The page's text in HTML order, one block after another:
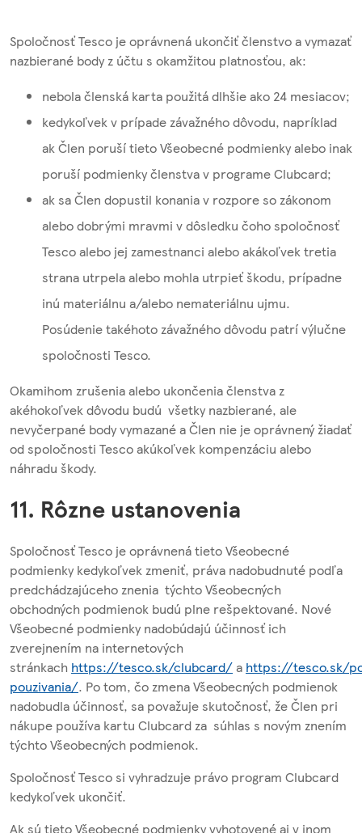
Spoločnosť Tesco je oprávnená ukončiť členstvo a vymazať
nazbierané body z účtu s okamžitou platnosťou, ak:
nebola členská karta použitá dlhšie ako 24 mesiacov;
kedykoľvek v prípade závažného dôvodu, napríklad
ak Člen poruší tieto Všeobecné podmienky alebo inak
poruší podmienky členstva v programe Clubcard;
ak sa Člen dopustil konania v rozpore so zákonom
alebo dobrými mravmi v dôsledku čoho spoločnosť
Tesco alebo jej zamestnanci alebo akákoľvek tretia
strana utrpela alebo mohla utrpieť škodu, prípadne
inú materiálnu a/alebo nemateriálnu ujmu.
Posúdenie takéhoto závažného dôvodu patrí výlučne
spoločnosti Tesco.
Okamihom zrušenia alebo ukončenia členstva z
akéhokoľvek dôvodu budú všetky nazbierané, ale
nevyčerpané body vymazané a Člen nie je oprávnený žiadať
od spoločnosti Tesco akúkoľvek kompenzáciu alebo
náhradu škody.
11. Rôzne ustanovenia
Spoločnosť Tesco je oprávnená tieto Všeobecné
podmienky kedykoľvek zmeniť, práva nadobudnuté podľa
predchádzajúceho znenia týchto Všeobecných
obchodných podmienok budú plne rešpektované. Nové
Všeobecné podmienky nadobúdajú účinnosť ich
zverejnením na internetových
stránkach https://tesco.sk/clubcard/a https://tesco.sk/
pouzivania/. Po tom, čo zmena Všeobecných podmienok
nadobudla účinnosť, sa považuje skutočnosť, že Člen pri
nákupe používa kartu Clubcard za súhlas s novým znením
týchto Všeobecných podmienok.
Spoločnosť Tesco si vyhradzuje právo program Clubcard
kedykoľvek ukončiť.
Ak sú tieto Všeobecné podmienky vyhotovené aj v inom